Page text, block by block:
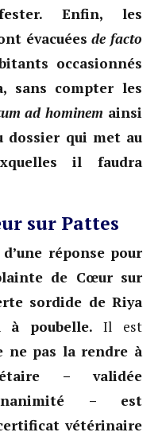
Enfin, les
évacuéesde facto
occasionnés
sans compter les
ad hominem ainsi
dossier qui met au
il faudra
sur Pattes
réponse pour
de Cœur sur
sordide de Riya
à poubelle. Il est
ne pas la rendre à
– validée
– est
vétérinaire